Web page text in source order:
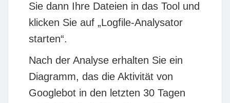
Sie dann Ihre Dateien in das Tool und
klicken Sie auf „Logfile-Analysator
starten“.
Nach der Analyse erhalten Sie ein
Diagramm, das die Aktivität von
Googlebot in den letzten 30 Tagen